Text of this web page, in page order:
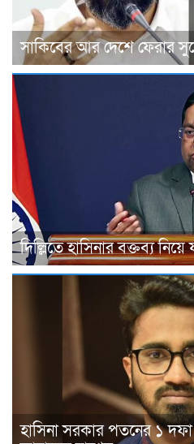
সাকিবের আর দেশে ফেরার
দিল্লিতে হাসিনার বক্তব্য
হাসিনা সরকার পতনের ১